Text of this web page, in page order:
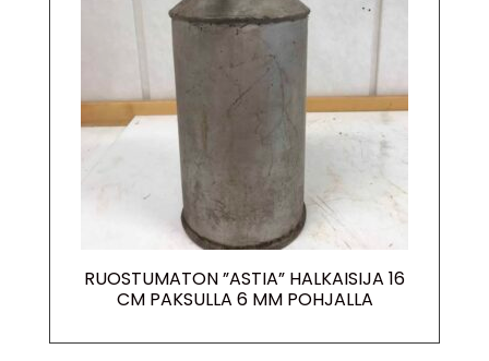
RUOSTUMATON ”ASTIA” HALKAISIJA 16
CM PAKSULLA 6 MM POHJALLA